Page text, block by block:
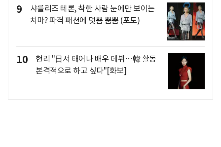
9
샤를리즈 테론, 착한 사람 눈에만 보이는
치마? 파격 패션에 멋쁨 뿜뿜 (포토)
10
현리 "日서 태어나 배우 데뷔…韓 활동
본격적으로 하고 싶다"[화보]